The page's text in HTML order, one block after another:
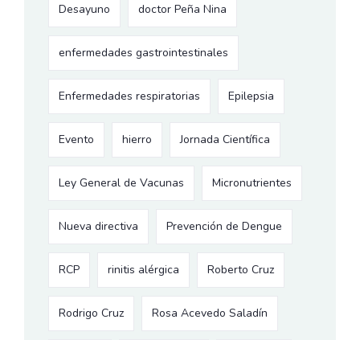
Desayuno doctor Peña Nina
enfermedades gastrointestinales
Enfermedades respiratorias Epilepsia
Evento hierro Jornada Científica
Ley General de Vacunas Micronutrientes
Nueva directiva Prevención de Dengue
RCP rinitis alérgica Roberto Cruz
Rodrigo Cruz Rosa Acevedo Saladín